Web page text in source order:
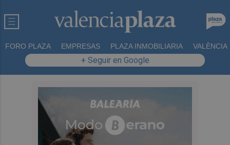
FORO PLAZA EMPRESAS PLAZA INMOBILIARIA VALÈNCIA
+ Seguir en Google